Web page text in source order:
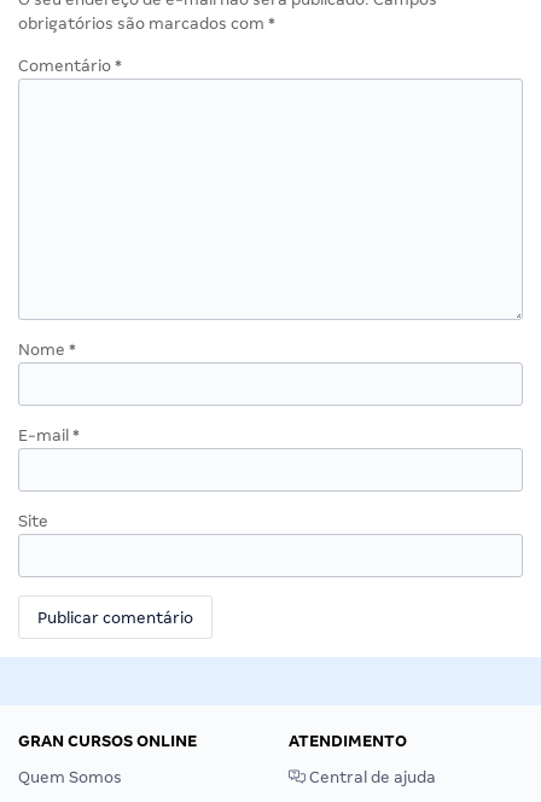
obrigatórios são marcados com *
Comentário *
Nome *
E-mail *
Site
GRAN CURSOS ONLINE
Quem Somos
ATENDIMENTO
Central de ajuda